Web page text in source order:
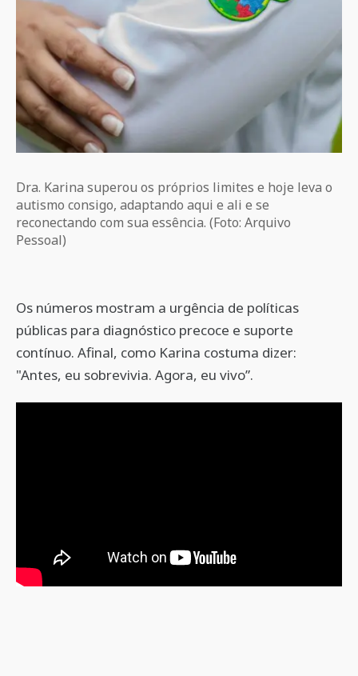
Dra. Karina superou os próprios limites e hoje leva o
autismo consigo, adaptando aqui e ali e se
reconectando com sua essência. (Foto: Arquivo
Pessoal)
Os números mostram a urgência de políticas
públicas para diagnóstico precoce e suporte
contínuo. Afinal, como Karina costuma dizer:
"Antes, eu sobrevivia. Agora, eu vivo”.